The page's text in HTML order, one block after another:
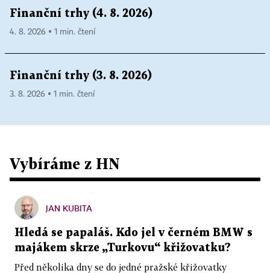
Finanční trhy (4. 8. 2026)
4. 8. 2026 ▪ 1 min. čtení
Finanční trhy (3. 8. 2026)
3. 8. 2026 ▪ 1 min. čtení
Vybíráme z HN
JAN KUBITA
Hledá se papaláš. Kdo jel v černém BMW s
majákem skrze „Turkovu“ křižovatku?
Před několika dny se do jedné pražské křižovatky